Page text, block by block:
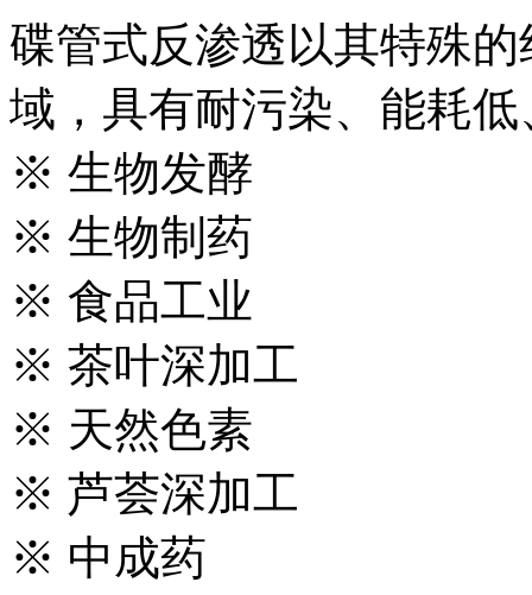
碟管式反渗透以其特殊
域，具有耐污染、能耗
※ 生物发酵
※ 生物制药
※ 食品工业
※ 茶叶深加工
※ 天然色素
※ 芦荟深加工
※ 中成药